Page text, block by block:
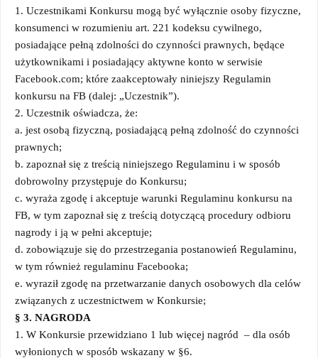
1. Uczestnikami Konkursu mogą być wyłącznie osoby fizyczne,
konsumenci w rozumieniu art. 221 kodeksu cywilnego,
posiadające pełną zdolności do czynności prawnych, będące
użytkownikami i posiadający aktywne konto w serwisie
Facebook.com; które zaakceptowały niniejszy Regulamin
konkursu na FB (dalej: „Uczestnik”).
2. Uczestnik oświadcza, że:
a. jest osobą fizyczną, posiadającą pełną zdolność do czynności
prawnych;
b. zapoznał się z treścią niniejszego Regulaminu i w sposób
dobrowolny przystępuje do Konkursu;
c. wyraża zgodę i akceptuje warunki Regulaminu konkursu na
FB, w tym zapoznał się z treścią dotyczącą procedury odbioru
nagrody i ją w pełni akceptuje;
d. zobowiązuje się do przestrzegania postanowień Regulaminu,
w tym również regulaminu Facebooka;
e. wyraził zgodę na przetwarzanie danych osobowych dla celów
związanych z uczestnictwem w Konkursie;
§ 3. NAGRODA
1. W Konkursie przewidziano 1 lub więcej nagród – dla osób
wyłonionych w sposób wskazany w §6.